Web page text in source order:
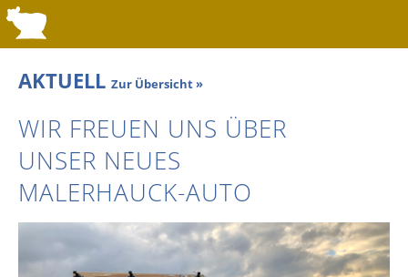
AKTUELL Zur Übersicht »
WIR FREUEN UNS ÜBER
UNSER NEUES
MALERHAUCK-AUTO